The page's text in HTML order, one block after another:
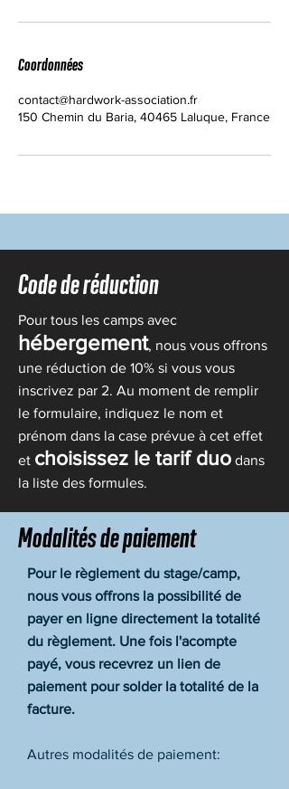
Coordonnées
contact@hardwork-association.fr
150 Chemin du Baria, 40465 Laluque, France
Code de réduction
Pour tous les camps avec
hébergement, nous vous offrons
une réduction de 10% si vous vous
inscrivez par 2. Au moment de remplir
le formulaire, indiquez le nom et
prénom dans la case prévue à cet effet
et choisissez le tarif duo dans
la liste des formules.
Modalités de paiement
Pour le règlement du stage/camp,
nous vous offrons la possibilité de
payer en ligne directement la totalité
du règlement. Une fois l'acompte
payé, vous recevrez un lien de
paiement pour solder la totalité de la
facture.
Autres modalités de paiement: